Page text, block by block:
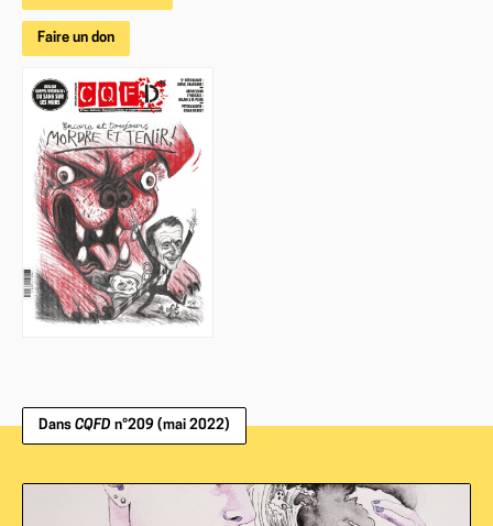
Faire un don
Dans CQFD n°209 (mai 2022)